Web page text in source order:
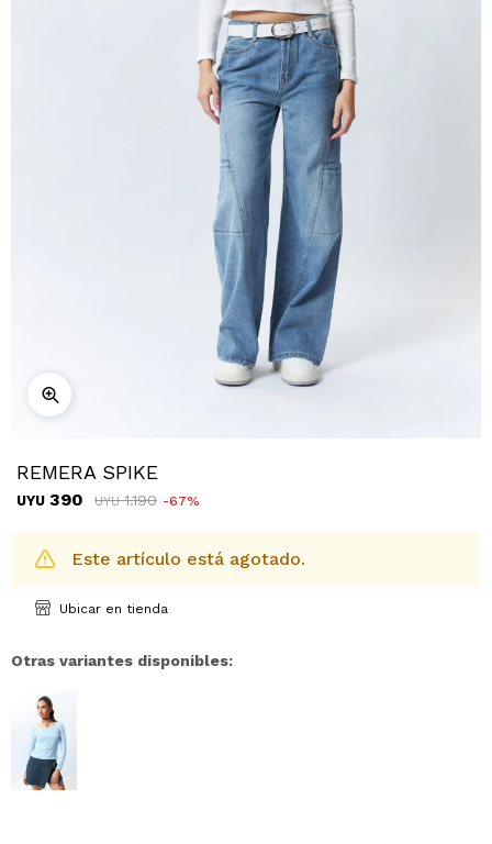
REMERA SPIKE
UYU 390 UYU 1.190 67
Este artículo está agotado.
Ubicar en tienda
Otras variantes disponibles: